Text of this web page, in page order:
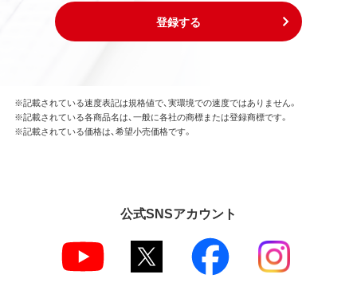
登録する
※記載されている速度表記は規格値で、実環境での速度ではありません。
※記載されている各商品名は、一般に各社の商標または登録商標です。
※記載されている価格は、希望小売価格です。
公式SNSアカウント